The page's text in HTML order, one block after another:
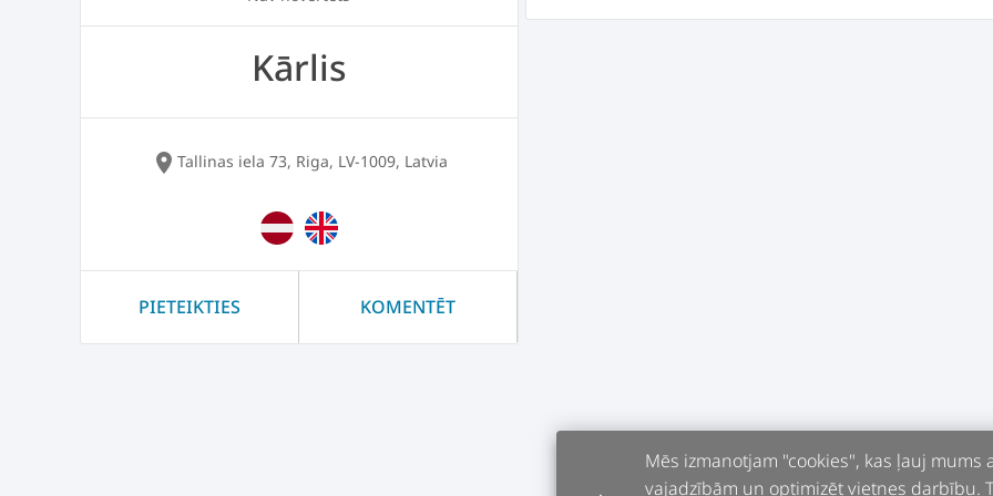
Kārlis
location_on Tallinas iela 73, Riga, LV-1009, Latvia
PIETEIKTIES KOMENTĒT
Mēs izmanotjam "cookies", kas ļauj
vajadzībām un optimizēt vietnes darbību.